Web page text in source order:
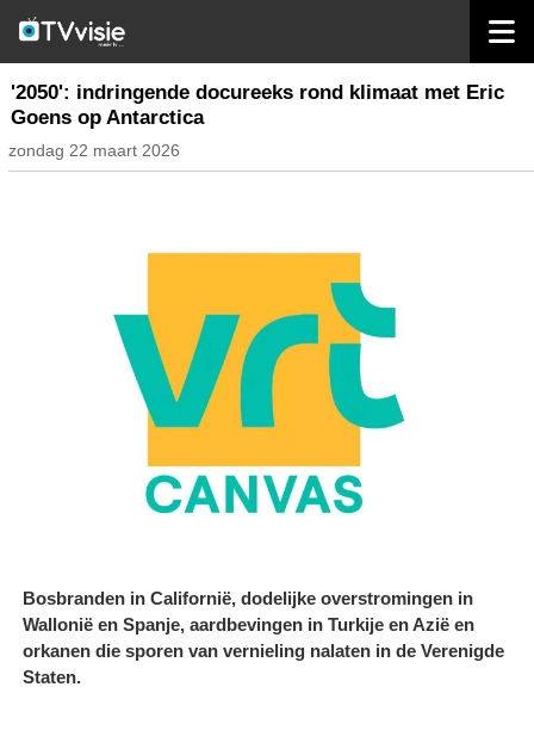
nieuws belgië
'2050': indringende docureeks rond klimaat met Eric
Goens op Antarctica
zondag 22 maart 2026
Bosbranden in Californië, dodelijke overstromingen in
Wallonië en Spanje, aardbevingen in Turkije en Azië en
orkanen die sporen van vernieling nalaten in de Verenigde
Staten.